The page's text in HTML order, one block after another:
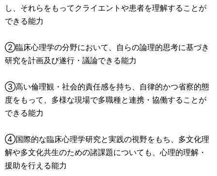
し、それらをもってクライエントや患者を理解することが
できる能力
②臨床心理学の分野において、自らの論理的思考に基づき
研究を計画及び遂行・議論できる能力
③高い倫理観・社会的責任感を持ち、自律的かつ省察的態
度をもって、多様な現場で多職種と連携・協働することが
できる能力
④国際的な臨床心理学研究と実践の視野をもち、多文化理
解や多文化共生のための諸課題についても、心理的理解・
援助を行える能力